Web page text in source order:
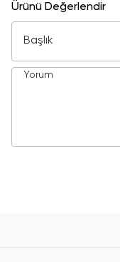
Ürünü Değerlendir